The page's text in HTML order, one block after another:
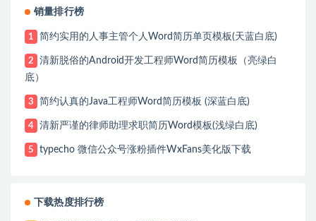
销量排行榜
1 简约实用的人事主管个人Word简历单页模板(天蓝白底)
2
清新脱俗的Android开发工程师Word简历模板（亮绿白
底）
3 简约认真的Java工程师Word简历模板 (深蓝白底)
4 清新严谨的律师助理求职简历Word模板(浅绿白底)
5 typecho 微信公众号涨粉插件WxFans美化版下载
下载热度排行榜